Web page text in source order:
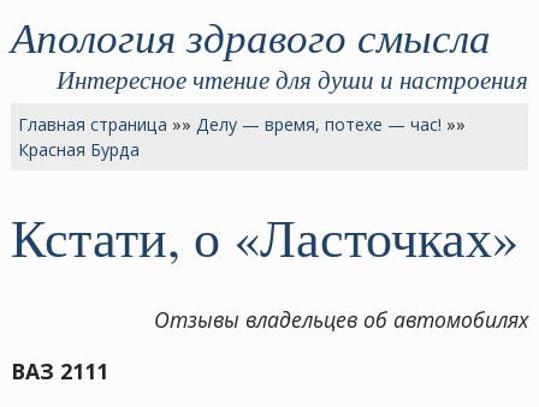
Апология здравого смысла
Интересное чтение для души и настроения
Главная страница »»Делу — время, потехе — час! »»
Красная Бурда
Кстати, о «Ласточках»
Отзывы владельцев об автомобилях
ВАЗ 2111